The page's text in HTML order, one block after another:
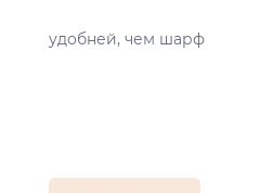
удобней, чем шарф